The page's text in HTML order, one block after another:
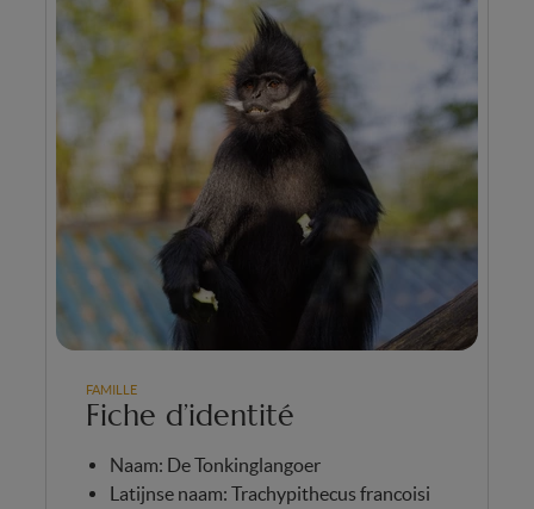
FAMILLE
Fiche d’identité
Naam: De Tonkinglangoer
Latijnse naam: Trachypithecus francoisi